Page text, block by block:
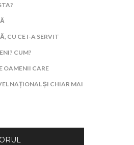
CU CE I-A SERVIT
CUM?
OAMENII CARE
NAȚIONAL ȘI CHIAR MAI